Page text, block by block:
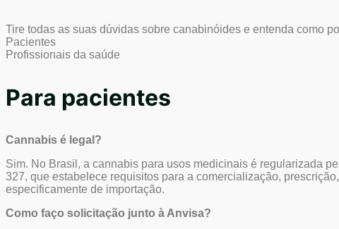
Tire todas as suas dúvidas sobre canabinóides e entenda como
Pacientes
Profissionais da saúde
Para pacientes
Cannabis é legal?
Sim. No Brasil, a cannabis para usos medicinais é regularizada
327, que estabelece requisitos para a comercialização,
especificamente de importação.
Como faço solicitação junto à Anvisa?